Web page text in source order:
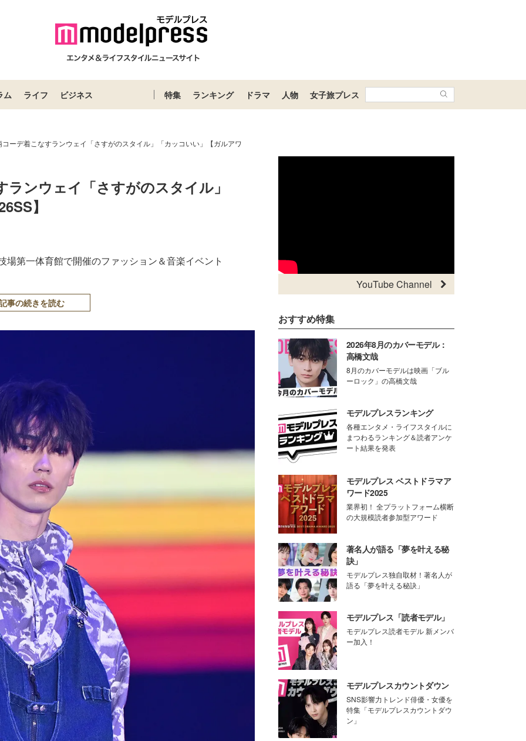
ム ライフ ビジネス 特集 ランキング ドラマ 人物 女子旅プレス
ーデ着こなすランウェイ「さすがのスタイル」「カッコいい」【ガルアワ
ンウェイ「さすがのスタイル」
】
第⼀体育館で開催のファッション＆⾳楽イベント
事の続きを読む
YouTube Channel
おすすめ特集
2026年8月のカバーモデル：
高橋文哉
8月のカバーモデルは映画「ブル
ーロック」の高橋文哉
モデルプレスランキング
各種エンタメ・ライフスタイルに
まつわるランキング＆読者アンケ
ート結果を発表
モデルプレス ベストドラマア
ワード2025
業界初！ 全プラットフォーム横断
の大規模読者参加型アワード
著名人が語る「夢を叶える秘
訣」
モデルプレス独自取材！著名人が
語る「夢を叶える秘訣」
モデルプレス「読者モデル」
モデルプレス読者モデル 新メンバ
ー加入！
モデルプレスカウントダウン
SNS影響力トレンド俳優・女優を
特集「モデルプレスカウントダウ
ン」